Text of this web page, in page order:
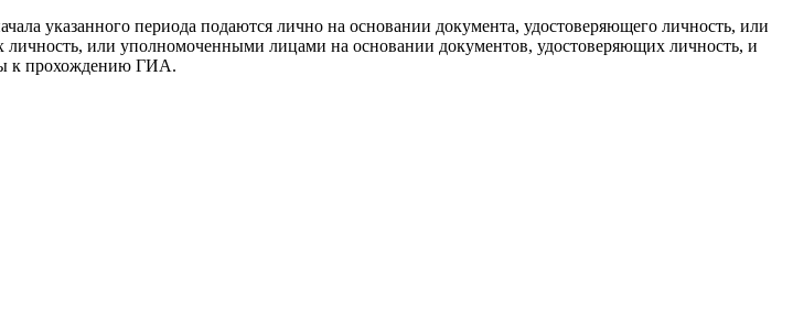
указанного периода подаются лично на основании документа, удостоверяющего личность, или
или уполномоченными лицами на основании документов, удостоверяющих личность, и
к прохождению ГИА.